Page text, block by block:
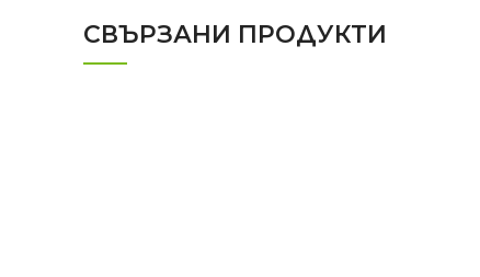
СВЪРЗАНИ ПРОДУКТИ